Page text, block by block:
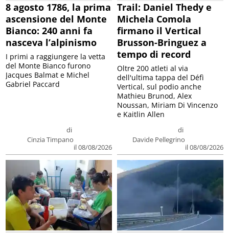
8 agosto 1786, la prima
ascensione del Monte
Bianco: 240 anni fa
nasceva l’alpinismo
di
Cinzia Timpano
il 08/08/2026
I primi a raggiungere la vetta
del Monte Bianco furono
Jacques Balmat e Michel
Gabriel Paccard
Trail: Daniel Thedy e
Michela Comola
firmano il Vertical
Brusson-Bringuez a
tempo di record
di
Davide Pellegrino
il 08/08/2026
Oltre 200 atleti al via
dell'ultima tappa del Défì
Vertical, sul podio anche
Mathieu Brunod, Alex
Noussan, Miriam Di Vincenzo
e Kaitlin Allen